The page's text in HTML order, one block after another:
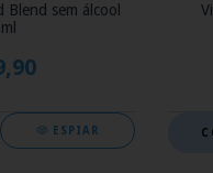
Blend sem álcool
ESPIAR